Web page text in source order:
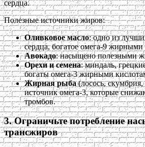
сердца.
Полезные источники жиров:
Оливковое масло: одно из
сердца, богатое омега-9
Авокадо: насыщено полезными
Орехи и семена: миндаль,
богаты омега-3 жирными
Жирная рыба(лосось,
источник омега-3, которые
тромбов.
3. Ограничьте потребление
трансжиров